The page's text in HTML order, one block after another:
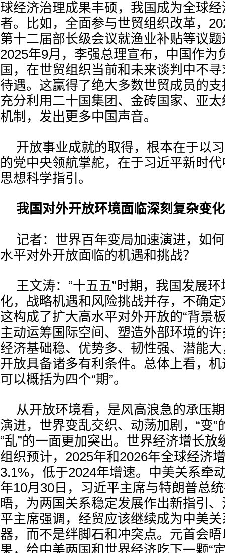
球经济治理成果丰硕，我国成为全球
者。比如，全面参与世贸组织改革，
第十二届部长级会议就渔业补贴等议
2025年9月，李强总理宣布，中国作为
国，在世贸组织当前和未来谈判中不
待遇。这赢得了绝大多数世贸成员的
充分利用二十国集团、金砖国家、亚
机制，发出更多中国声音。
开放事业成就的取得，根本在于以
的党中央领航掌舵，在于习近平新时
思想科学指引。
我国对外开放环境面临深刻复杂变化
记者：世界百年变局加速演进，如
水平对外开放面临的机遇和挑战？
王文涛：“十五五”时期，我国发展
化，战略机遇和风险挑战并存，不确
这构成了扩大高水平对外开放的“背景
主动运筹国际空间、塑造外部环境的
经济基础稳、优势多、韧性强、潜能
开放具备诸多有利条件。总体上看，
可以概括为四个“期”。
从开放环境看，是风高浪急的承压
演进，世界变乱交织、动荡加剧，“变”
“乱”的一面更加突出。世界经济增长放
组织预计，2025年和2026年全球经济
3.1%，低于2024年增速。中美关系牵
年10月30日，习近平主席与特朗普总
晤，为两国关系稳定发展作出新指引
平主席强调，经贸应该继续成为中美
器，而不是绊脚石和冲突点。元首会
果，给中美两国和世界经济吃下一颗“